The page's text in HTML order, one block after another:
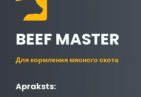
BEEF MASTER
Для кормления мясного скота
Apraksts: